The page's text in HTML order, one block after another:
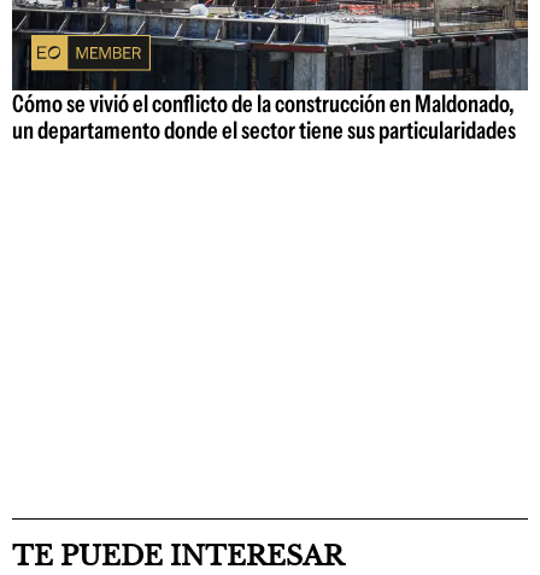
Cómo se vivió el conflicto de la construcción en Maldonado,
un departamento donde el sector tiene sus particularidades
TE PUEDE INTERESAR